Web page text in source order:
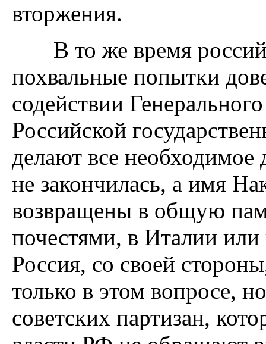
вторжения.
В то же время
похвальные попытки
содействии
Российской
делают все необходимое
не закончилась, а имя
возвращены в общую
почестями, в Италии
Россия, со своей
только в этом вопросе,
советских партизан,